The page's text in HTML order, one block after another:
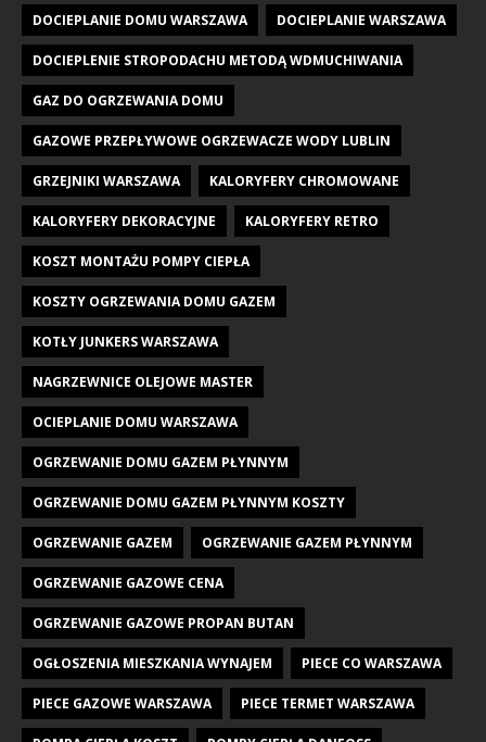
DOCIEPLANIE DOMU WARSZAWA DOCIEPLANIE WARSZAWA
DOCIEPLENIE STROPODACHU METODĄ WDMUCHIWANIA
GAZ DO OGRZEWANIA DOMU
GAZOWE PRZEPŁYWOWE OGRZEWACZE WODY LUBLIN
GRZEJNIKI WARSZAWA KALORYFERY CHROMOWANE
KALORYFERY DEKORACYJNE KALORYFERY RETRO
KOSZT MONTAŻU POMPY CIEPŁA
KOSZTY OGRZEWANIA DOMU GAZEM
KOTŁY JUNKERS WARSZAWA
NAGRZEWNICE OLEJOWE MASTER
OCIEPLANIE DOMU WARSZAWA
OGRZEWANIE DOMU GAZEM PŁYNNYM
OGRZEWANIE DOMU GAZEM PŁYNNYM KOSZTY
OGRZEWANIE GAZEM OGRZEWANIE GAZEM PŁYNNYM
OGRZEWANIE GAZOWE CENA
OGRZEWANIE GAZOWE PROPAN BUTAN
OGŁOSZENIA MIESZKANIA WYNAJEM PIECE CO WARSZAWA
PIECE GAZOWE WARSZAWA PIECE TERMET WARSZAWA